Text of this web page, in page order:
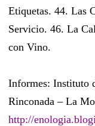
Etiquetas. 44. Las
Servicio. 46. La
con Vino.
Informes: Instituto
Rinconada – La
http://